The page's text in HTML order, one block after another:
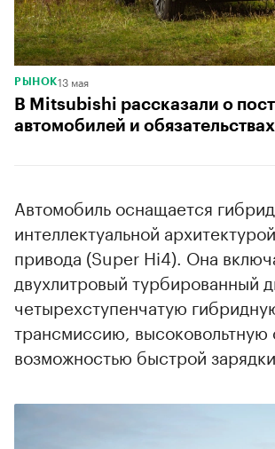
РЫНОК13 мая
В Mitsubishi рассказали о
автомобилей и
Автомобиль оснащается
интеллектуальной
привода (Super Hi4). Она
двухлитровый турбированный
четырехступенчатую
трансмиссию, высоковольтную
возможностью быстрой зарядки.